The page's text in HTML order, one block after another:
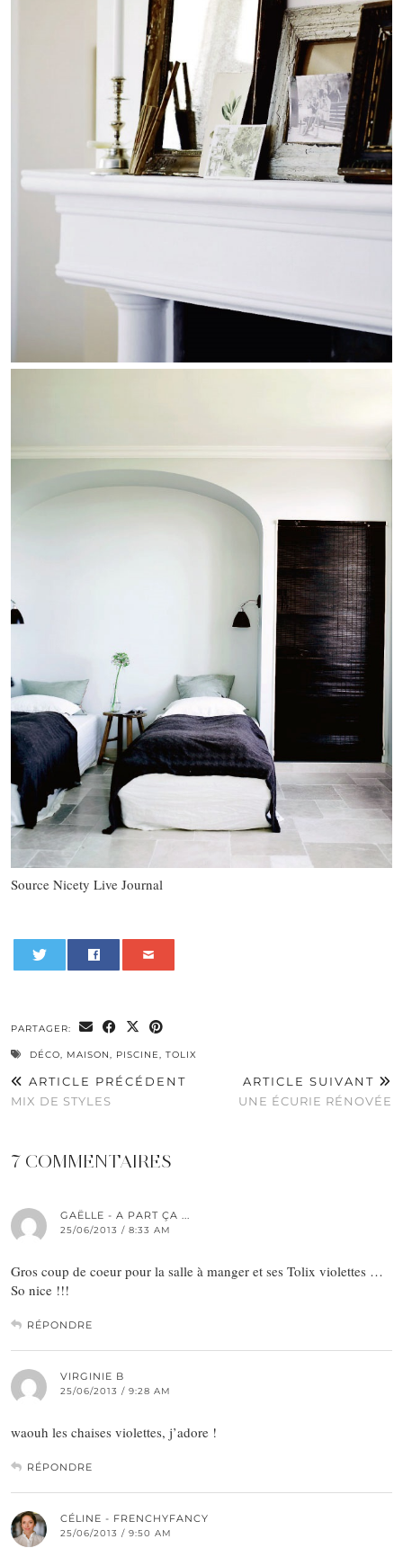
Source Nicety Live Journal
PARTAGER:
DÉCO, MAISON, PISCINE, TOLIX
ARTICLE PRÉCÉDENT
MIX DE STYLES
ARTICLE SUIVANT
UNE ÉCURIE RÉNOVÉE
7 COMMENTAIRES
GAËLLE - A PART ÇA ...
25/06/2013 / 8:33 AM
Gros coup de coeur pour la salle à manger et ses Tolix violettes …
So nice !!!
RÉPONDRE
VIRGINIE B
25/06/2013 / 9:28 AM
waouh les chaises violettes, j’adore !
RÉPONDRE
CÉLINE - FRENCHYFANCY
25/06/2013 / 9:50 AM